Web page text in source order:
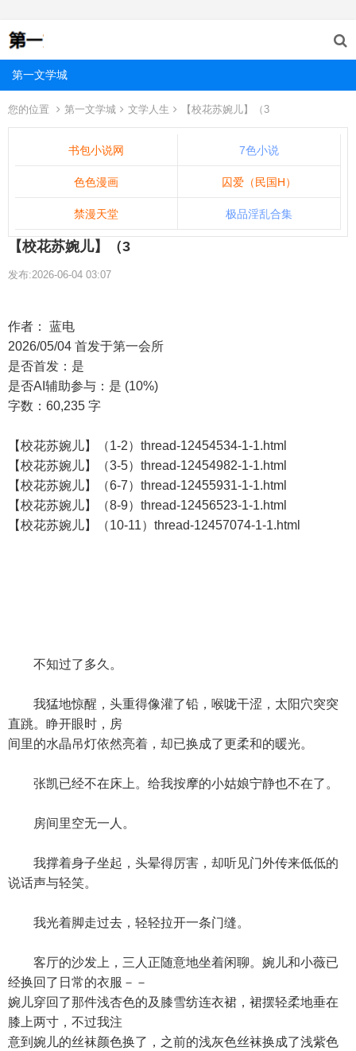
第一文学城
您的位置 第一文学城 文学人生 【校花苏婉儿】（3
书包小说网 7色小说
色色漫画 囚爱（民国H）
禁漫天堂 极品淫乱合集
【校花苏婉儿】（3
发布:2026-06-04 03:07
作者： 蓝电
2026/05/04 首发于第一会所
是否首发：是
是否AI辅助参与：是 (10%)
字数：60,235 字
【校花苏婉儿】（1-2）thread-12454534-1-1.html
【校花苏婉儿】（3-5）thread-12454982-1-1.html
【校花苏婉儿】（6-7）thread-12455931-1-1.html
【校花苏婉儿】（8-9）thread-12456523-1-1.html
【校花苏婉儿】（10-11）thread-12457074-1-1.html
不知过了多久。
我猛地惊醒，头重得像灌了铅，喉咙干涩，太阳穴突突
直跳。睁开眼时，房
间里的水晶吊灯依然亮着，却已换成了更柔和的暖光。
张凯已经不在床上。给我按摩的小姑娘宁静也不在了。
房间里空无一人。
我撑着身子坐起，头晕得厉害，却听见门外传来低低的
说话声与轻笑。
我光着脚走过去，轻轻拉开一条门缝。
客厅的沙发上，三人正随意地坐着闲聊。婉儿和小薇已
经换回了日常的衣服－－
婉儿穿回了那件浅杏色的及膝雪纺连衣裙，裙摆轻柔地垂在
膝上两寸，不过我注
意到婉儿的丝袜颜色换了，之前的浅灰色丝袜换成了浅紫色